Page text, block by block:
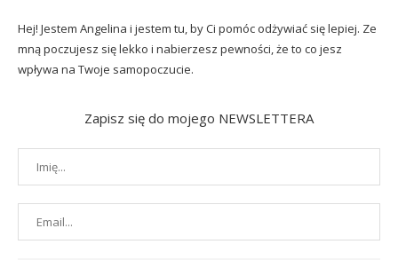
Hej! Jestem Angelina i jestem tu, by Ci pomóc odżywiać się lepiej. Ze
mną poczujesz się lekko i nabierzesz pewności, że to co jesz
wpływa na Twoje samopoczucie.
Zapisz się do mojego NEWSLETTERA